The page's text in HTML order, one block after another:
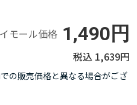
モール価格 1,490円
1,639円
の販売価格と異なる場合がござ